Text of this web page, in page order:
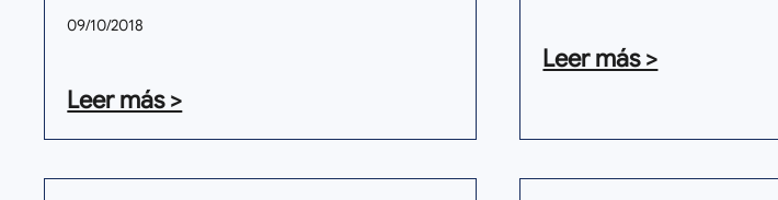
09/10/2018
Leer más >
Leer más >